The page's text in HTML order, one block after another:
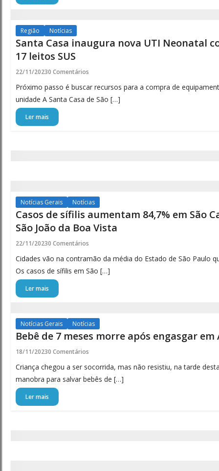
Região Notícias
Santa Casa inaugura nova UTI Neonatal
17 leitos SUS
22/11/20230 Comentários
Próximo passo é buscar recursos para a compra de
unidade A Santa Casa de São […]
Ler mais
Notícias Gerais Notícias
Casos de sífilis aumentam 84,7% em São
São João da Boa Vista
22/11/20230 Comentários
Cidades vão na contramão da média do Estado de São Paulo
Os casos de sífilis em São […]
Ler mais
Notícias Gerais Notícias
Bebê de 7 meses morre após engasgar
18/11/20230 Comentários
Criança chegou a ser socorrida, mas não resistiu, na tarde
manobra para salvar bebês de […]
Ler mais